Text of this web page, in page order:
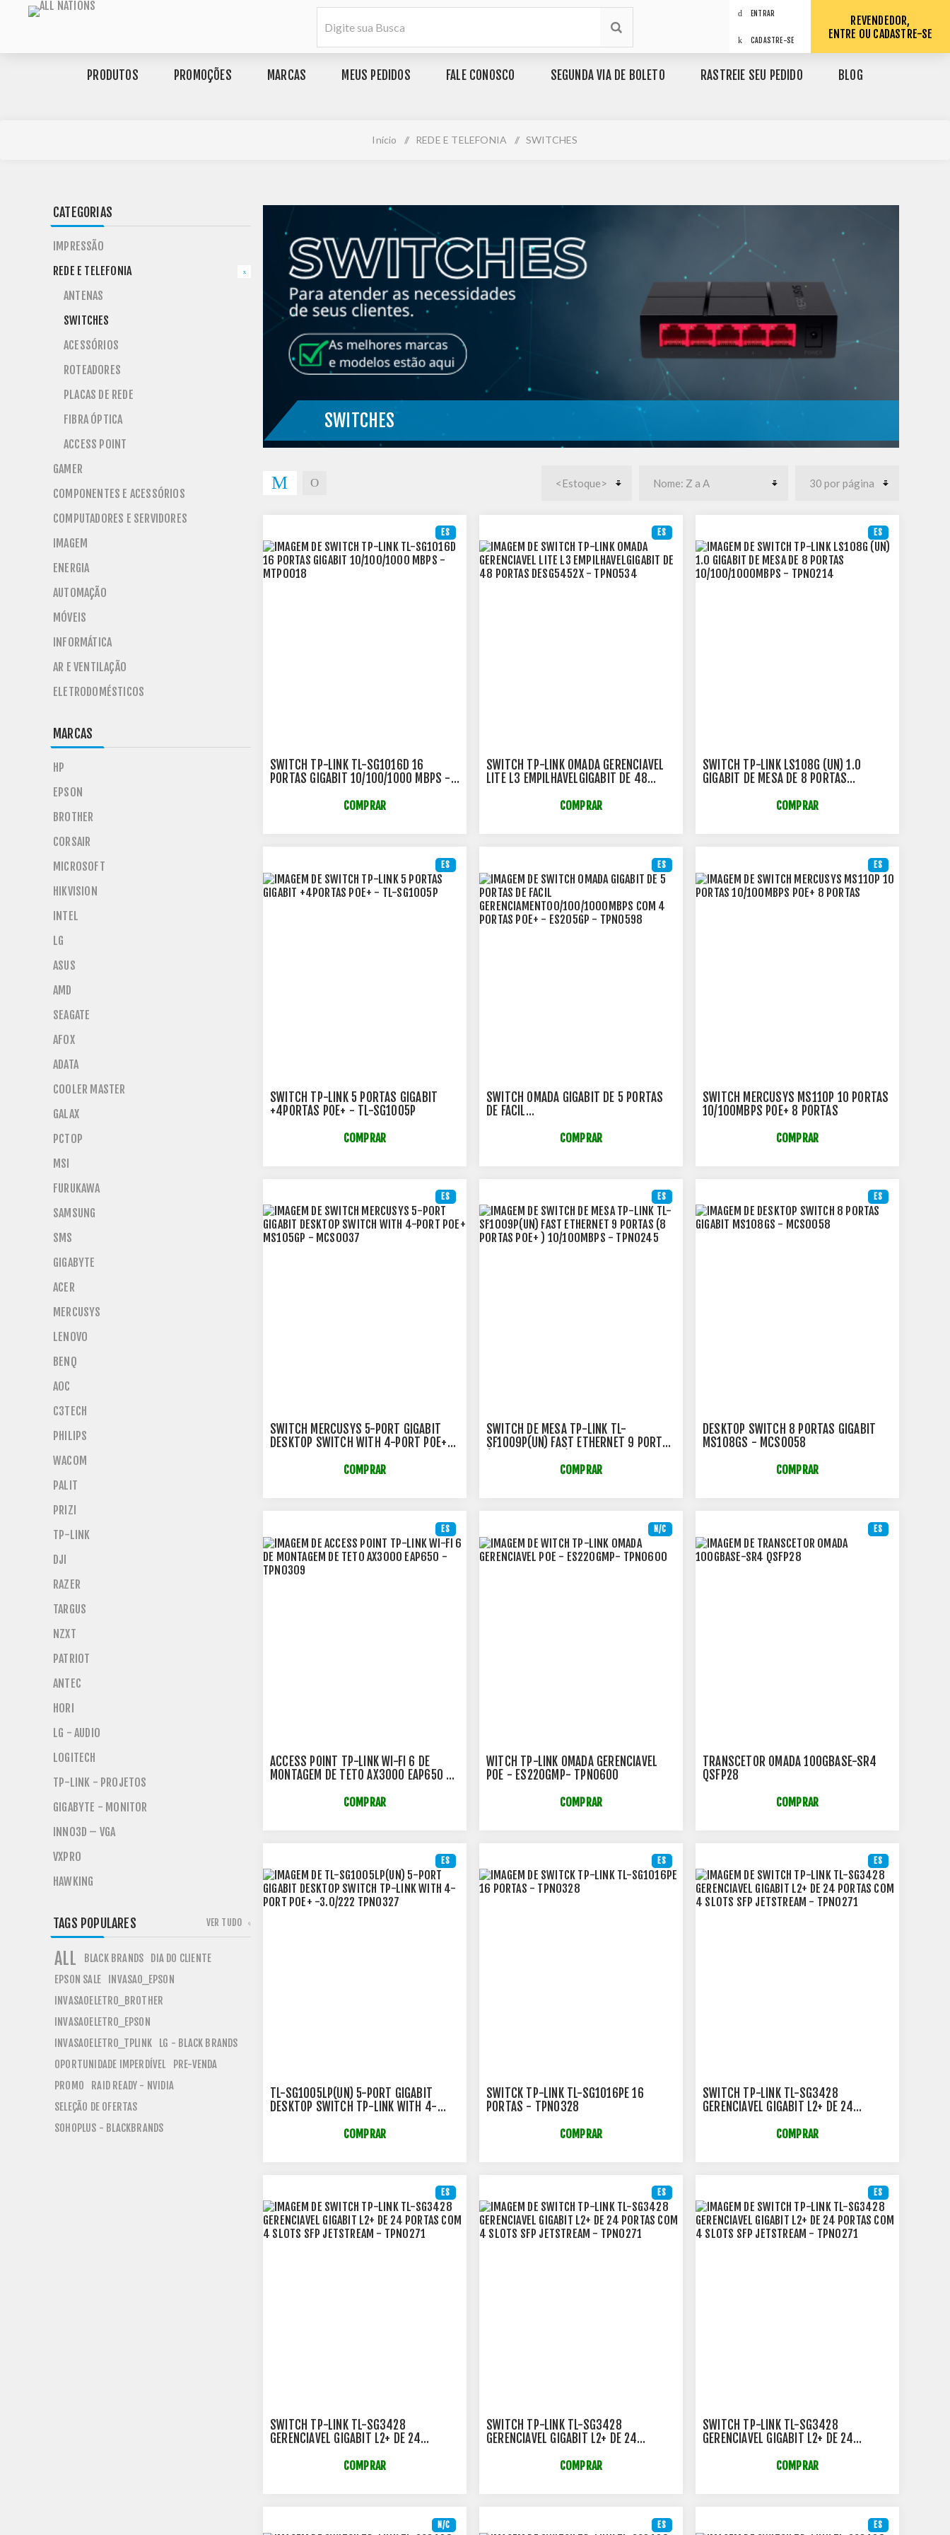
ENTRAR
CADASTRE-SE
REVENDEDOR,
ENTRE OU CADASTRE-SE
PRODUTOS PROMOÇÕES MARCAS MEUS PEDIDOS FALE CONOSCO SEGUNDA VIA DE BOLETO RASTREIE SEU PEDIDO BLOG
Início / REDE E TELEFONIA / SWITCHES
SWITCHES
ES
SWITCH TP-LINK TL-SG1016D 16
PORTAS GIGABIT 10/100/1000 MBPS -
COMPRAR
ES
SWITCH TP-LINK OMADA GERENCIAVEL
LITE L3 EMPILHAVELGIGABIT DE 48
COMPRAR
ES
SWITCH TP-LINK LS108G (UN) 1.0
GIGABIT DE MESA DE 8 PORTAS
COMPRAR
ES
SWITCH TP-LINK 5 PORTAS GIGABIT
+4PORTAS POE+ - TL-SG1005P
COMPRAR
ES
SWITCH OMADA GIGABIT DE 5 PORTAS
DE FACIL
4 PORTAS POE+ - ES205GP - TPN0598
COMPRAR
ES
SWITCH MERCUSYS MS110P 10 PORTAS
10/100MBPS POE+ 8 PORTAS
COMPRAR
ES
SWITCH MERCUSYS 5-PORT GIGABIT
DESKTOP SWITCH WITH 4-PORT POE+
COMPRAR
ES
SWITCH DE MESA TP-LINK TL-
SF1009P(UN) FAST ETHERNET 9 PORTAS
COMPRAR
ES
DESKTOP SWITCH 8 PORTAS GIGABIT
MS108GS - MCS0058
COMPRAR
ES
ACCESS POINT TP-LINK WI-FI 6 DE
MONTAGEM DE TETO AX3000 EAP650 -
COMPRAR
N/C
WITCH TP-LINK OMADA GERENCIAVEL
POE - ES220GMP- TPN0600
COMPRAR
ES
TRANSCETOR OMADA 100GBASE-SR4
QSFP28
COMPRAR
ES
TL-SG1005LP(UN) 5-PORT GIGABIT
DESKTOP SWITCH TP-LINK WITH 4-
COMPRAR
ES
SWITCK TP-LINK TL-SG1016PE 16
PORTAS - TPN0328
COMPRAR
ES
SWITCH TP-LINK TL-SG3428
GERENCIAVEL GIGABIT L2+ DE 24
COMPRAR
ES
SWITCH TP-LINK TL-SG3428
GERENCIAVEL GIGABIT L2+ DE 24
COMPRAR
ES
SWITCH TP-LINK TL-SG3428
GERENCIAVEL GIGABIT L2+ DE 24
COMPRAR
ES
SWITCH TP-LINK TL-SG3428
GERENCIAVEL GIGABIT L2+ DE 24
COMPRAR
N/C ES ES
CATEGORIAS
IMPRESSÃO
REDE E TELEFONIA
ANTENAS
SWITCHES
ACESSÓRIOS
ROTEADORES
PLACAS DE REDE
FIBRA ÓPTICA
ACCESS POINT
GAMER
COMPONENTES E ACESSÓRIOS
COMPUTADORES E SERVIDORES
IMAGEM
ENERGIA
AUTOMAÇÃO
MÓVEIS
INFORMÁTICA
AR E VENTILAÇÃO
ELETRODOMÉSTICOS
MARCAS
HP
EPSON
BROTHER
CORSAIR
MICROSOFT
HIKVISION
INTEL
LG
ASUS
AMD
SEAGATE
AFOX
ADATA
COOLER MASTER
GALAX
PCTOP
MSI
FURUKAWA
SAMSUNG
SMS
GIGABYTE
ACER
MERCUSYS
LENOVO
BENQ
AOC
C3TECH
PHILIPS
WACOM
PALIT
PRIZI
TP-LINK
DJI
RAZER
TARGUS
NZXT
PATRIOT
ANTEC
HORI
LG - AUDIO
LOGITECH
TP-LINK - PROJETOS
GIGABYTE - MONITOR
INNO3D – VGA
VXPRO
HAWKING
TAGS POPULARES
ALL BLACK BRANDS DIA DO CLIENTE
EPSON SALE INVASAO_EPSON
INVASAOELETRO_BROTHER
INVASAOELETRO_EPSON
INVASAOELETRO_TPLINK LG - BLACK BRANDS
OPORTUNIDADE IMPERDÍVEL PRE-VENDA
PROMO
RAID READY - NVIDIA
SELEÇÃO DE OFERTAS
SOHOPLUS - BLACKBRANDS
VER TUDO